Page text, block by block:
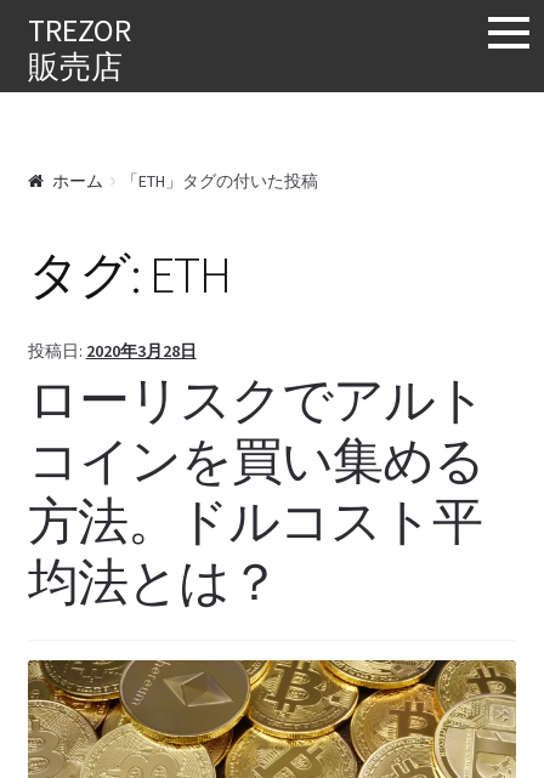
TREZOR
販売店
ホーム 「ETH」タグの付いた投稿
タグ: ETH
投稿日: 2020年3月28日
ローリスクでアルト
コインを買い集める
方法。ドルコスト平
均法とは？